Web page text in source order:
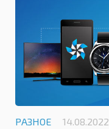
РАЗНОЕ 14.08.2022